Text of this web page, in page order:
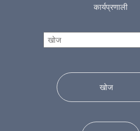
कार्यप्रणाली
खोज
विषय सूची